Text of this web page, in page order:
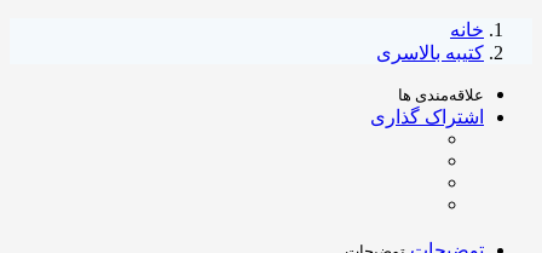
خانه
کتیبه بالاسری
علاقه‌مندی ها
اشتراک گذاری